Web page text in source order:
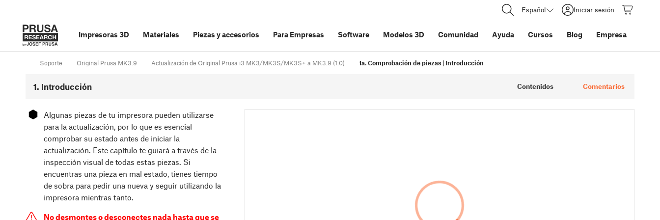
Español Iniciar sesión
Impresoras 3D Materiales Piezas y accesorios Para Empresas Software Modelos 3D Comunidad Ayuda Cursos Blog Empresa
Soporte Original Prusa MK3.9 Actualización de Original Prusa i3 MK3/MK3S/MK3S+ a MK3.9 (1.0) 1a. Comprobación de piezas | Introducción
1. Introducción Contenidos Comentarios
⬢
Algunas piezas de tu impresora pueden utilizarse
para la actualización, por lo que es esencial
comprobar su estado antes de iniciar la
actualización. Este capítulo te guiará a través de la
inspección visual de todas estas piezas. Si
encuentras una pieza en mal estado, tienes tiempo
de sobra para pedir una nueva y seguir utilizando la
impresora mientras tanto.
No desmontes o desconectes nada hasta que se